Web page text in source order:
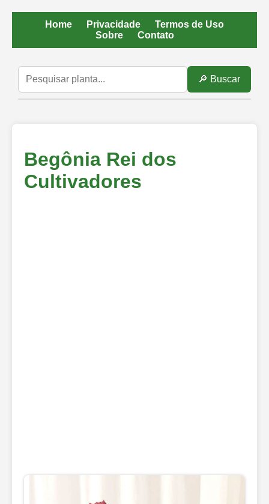
Home Privacidade
Termos de Uso
Sobre
Contato
🔎 Buscar
Begônia Rei dos
Cultivadores